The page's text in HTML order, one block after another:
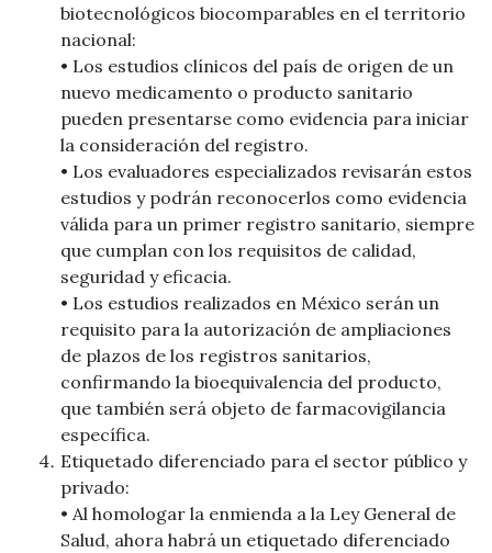
biotecnológicos biocomparables en el territorio
nacional:
• Los estudios clínicos del país de origen de un
nuevo medicamento o producto sanitario
pueden presentarse como evidencia para iniciar
la consideración del registro.
• Los evaluadores especializados revisarán estos
estudios y podrán reconocerlos como evidencia
válida para un primer registro sanitario, siempre
que cumplan con los requisitos de calidad,
seguridad y eficacia.
• Los estudios realizados en México serán un
requisito para la autorización de ampliaciones
de plazos de los registros sanitarios,
confirmando la bioequivalencia del producto,
que también será objeto de farmacovigilancia
específica.
Etiquetado diferenciado para el sector público y
privado:
• Al homologar la enmienda a la Ley General de
Salud, ahora habrá un etiquetado diferenciado